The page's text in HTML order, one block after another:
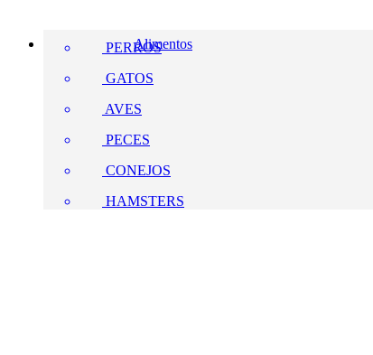
Alimentos
PERROS
GATOS
AVES
PECES
CONEJOS
HAMSTERS